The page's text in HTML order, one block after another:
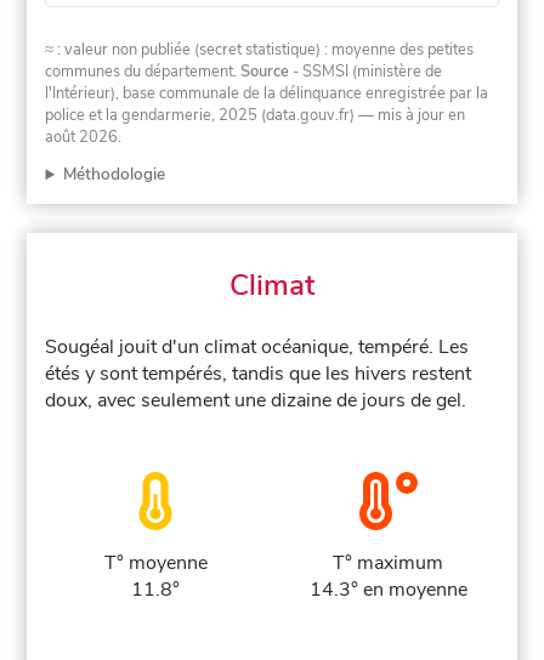
≈ : valeur non publiée (secret statistique) : moyenne des petites
communes du département.Source - SSMSI (ministère de
l'Intérieur), base communale de la délinquance enregistrée par la
police et la gendarmerie, 2025 (data.gouv.fr) — mis à jour en
août 2026.
Méthodologie
Climat
Sougéal jouit d'un climat océanique, tempéré. Les
étés y sont tempérés, tandis que les hivers restent
doux, avec seulement une dizaine de jours de gel.
T° moyenne
11.8°
T° maximum
14.3° en moyenne